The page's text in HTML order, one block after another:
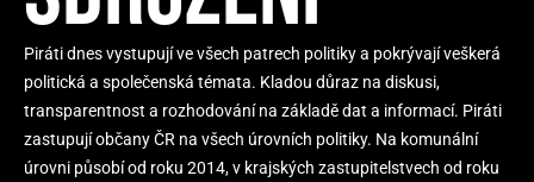
Piráti dnes vystupují ve všech patrech politiky a pokrývají veškerá
politická a společenská témata. Kladou důraz na diskusi,
transparentnost a rozhodování na základě dat a informací. Piráti
zastupují občany ČR na všech úrovních politiky. Na komunální
úrovni působí od roku 2014, v krajských zastupitelstvech od roku